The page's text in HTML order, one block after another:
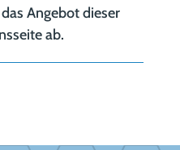
Angebot dieser
ab.